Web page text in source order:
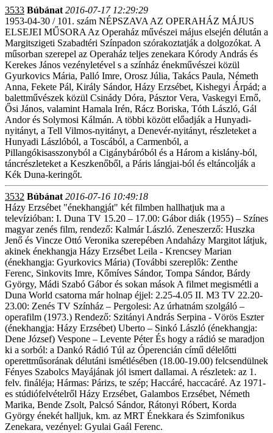
3533 Búbánat 2016-07-17 12:29:29
1953-04-30 / 101. szám NÉPSZAVA AZ OPERAHÁZ MÁJUS
ELSEJEI MŰSORA Az Operaház művészei május elsején délután a
Margitszigeti Szabadtéri Színpadon szórakoztatják a dolgozókat. A
műsorban szerepel az Operaház teljes zenekara Kórody András és
Kerekes János vezényletével s a színház énekművészei közül
Gyurkovics Mária, Palló Imre, Orosz Júlia, Takács Paula, Németh
Anna, Fekete Pál, Király Sándor, Házy Erzsébet, Kishegyi Árpád; a
balettművészek közül Csinády Dóra, Pásztor Vera, Vaskegyi Ernő,
Ősi János, valamint Hamala Irén, Rácz Boriska, Tóth László, Gál
Andor és Solymosi Kálmán. A többi között előadják a Hunyadi-
nyitányt, a Tell Vilmos-nyitányt, a Denevér-nyitányt, részleteket a
Hunyadi Lászlóból, a Toscából, a Carmenból, a
Pillangókisasszonyból a Cigánybáróból és a Három a kislány-ból,
táncrészleteket a Keszkenőből, a Páris lángjai-ból és eltáncolják a
Kék Duna-keringőt.
3532 Búbánat 2016-07-16 10:49:18
Házy Erzsébet "énekhangját" két filmben hallhatjuk ma a
televízióban: I. Duna TV 15.20 – 17.00: Gábor diák (1955) – Színes
magyar zenés film, rendező: Kalmár László. Zeneszerző: Huszka
Jenő és Vincze Ottó Veronika szerepében Andaházy Margitot látjuk,
akinek énekhangja Házy Erzsébet Leila - Krencsey Marian
(énekhangja: Gyurkovics Mária) (További szereplők: Zenthe
Ferenc, Sinkovits Imre, Kőmíves Sándor, Tompa Sándor, Bárdy
György, Mádi Szabó Gábor és sokan mások A filmet megismétli a
Duna World csatorna már holnap éjjel: 2.25-4.05 II. M3 TV 22.20-
23.00: Zenés TV Színház – Pergolesi: Az úrhatnám szolgáló –
operafilm (1973.) Rendező: Szitányi András Serpina - Vörös Eszter
(énekhangja: Házy Erzsébet) Uberto – Sinkó László (énekhangja:
Dene József) Vespone – Levente Péter És hogy a rádió se maradjon
ki a sorból: a Dankó Rádió Túl az Óperencián című délelőtti
operettműsorának délutáni ismétlésében (18.00-19.00) felcsendülnek
Fényes Szabolcs Mayájának jól ismert dallamai. A részletek: az 1.
felv. fináléja; Hármas: Párizs, te szép; Haccáré, haccacáré. Az 1971-
es stúdiófelvételről Házy Erzsébet, Galambos Erzsébet, Németh
Marika, Bende Zsolt, Palcsó Sándor, Rátonyi Róbert, Korda
György énekét halljuk, km. az MRT Énekkara és Szimfonikus
Zenekara, vezényel: Gyulai Gaál Ferenc.